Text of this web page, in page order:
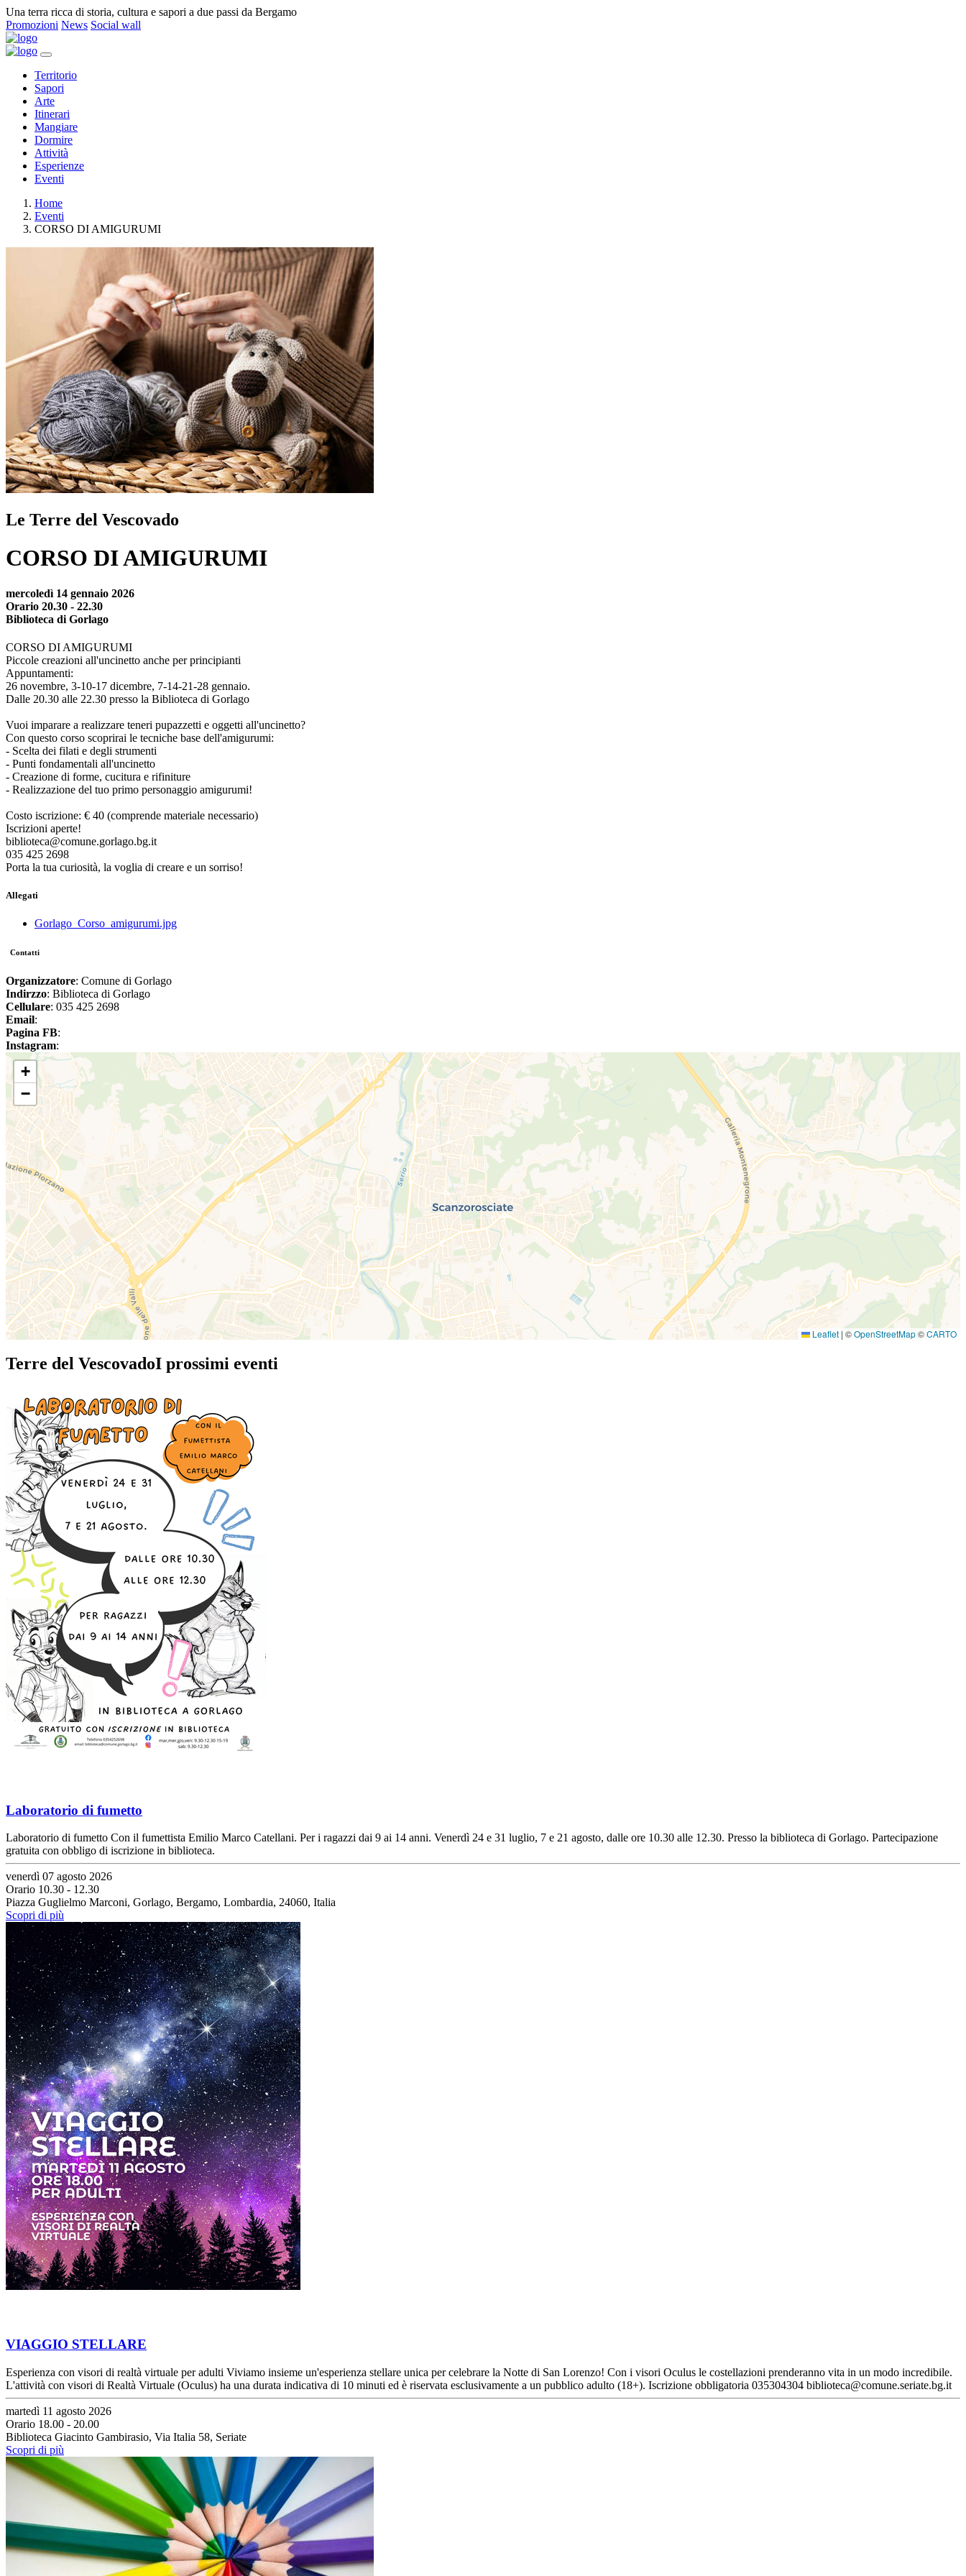
Una terra ricca di storia, cultura e sapori a due passi da Bergamo
Promozioni News Social wall
Territorio
Sapori
Arte
Itinerari
Mangiare
Dormire
Attività
Esperienze
Eventi
Home
Eventi
CORSO DI AMIGURUMI
Le Terre del Vescovado
CORSO DI AMIGURUMI
mercoledì 14 gennaio 2026
Orario 20.30 - 22.30
Biblioteca di Gorlago
CORSO DI AMIGURUMI
Piccole creazioni all'uncinetto anche per principianti
Appuntamenti:
26 novembre, 3-10-17 dicembre, 7-14-21-28 gennaio.
Dalle 20.30 alle 22.30 presso la Biblioteca di Gorlago
Vuoi imparare a realizzare teneri pupazzetti e oggetti all'uncinetto?
Con questo corso scoprirai le tecniche base dell'amigurumi:
- Scelta dei filati e degli strumenti
- Punti fondamentali all'uncinetto
- Creazione di forme, cucitura e rifiniture
- Realizzazione del tuo primo personaggio amigurumi!
Costo iscrizione: € 40 (comprende materiale necessario)
Iscrizioni aperte!
biblioteca@comune.gorlago.bg.it
035 425 2698
Porta la tua curiosità, la voglia di creare e un sorriso!
Allegati
Gorlago_Corso_amigurumi.jpg
Contatti
Organizzatore: Comune di Gorlago
Indirzzo: Biblioteca di Gorlago
Cellulare: 035 425 2698
Email:
Pagina FB:
Instagram:
+
−
Leaflet | ©OpenStreetMap©CARTO
Terre del VescovadoI prossimi eventi
Laboratorio di fumetto
Laboratorio di fumetto Con il fumettista Emilio Marco Catellani. Per i ragazzi dai 9 ai 14 anni. Venerdì 24 e 31 luglio, 7 e 21 agosto, dalle ore 10.30 alle 12.30. Presso la biblioteca di Gorlago. Partecipazione
gratuita con obbligo di iscrizione in biblioteca.
venerdì 07 agosto 2026
Orario 10.30 - 12.30
Piazza Guglielmo Marconi, Gorlago, Bergamo, Lombardia, 24060, Italia
Scopri di più
VIAGGIO STELLARE
Esperienza con visori di realtà virtuale per adulti Viviamo insieme un'esperienza stellare unica per celebrare la Notte di San Lorenzo! Con i visori Oculus le costellazioni prenderanno vita in un modo incredibile.
L'attività con visori di Realtà Virtuale (Oculus) ha una durata indicativa di 10 minuti ed è riservata esclusivamente a un pubblico adulto (18+). Iscrizione obbligatoria 035304304 biblioteca@comune.seriate.bg.it
martedì 11 agosto 2026
Orario 18.00 - 20.00
Biblioteca Giacinto Gambirasio, Via Italia 58, Seriate
Scopri di più